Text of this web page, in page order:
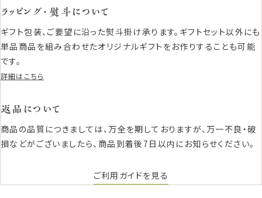
ラッピング・熨斗について
ギフト包装、ご要望に沿った熨斗掛け承ります。ギフトセット以外にも
単品商品を組み合わせたオリジナルギフトをお作りすることも可能
です。
詳細はこちら
返品について
商品の品質につきましては、万全を期しておりますが、万一不良・破
損などがございましたら、商品到着後7日以内にお知らせください。
ご利用ガイドを見る